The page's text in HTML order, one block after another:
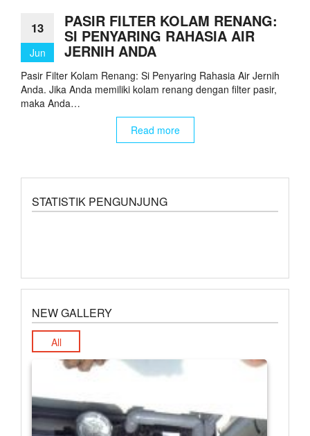
13
Jun
PASIR FILTER KOLAM RENANG:
SI PENYARING RAHASIA AIR
JERNIH ANDA
Pasir Filter Kolam Renang: Si Penyaring Rahasia Air Jernih
Anda. Jika Anda memiliki kolam renang dengan filter pasir,
maka Anda…
Read more
STATISTIK PENGUNJUNG
NEW GALLERY
All